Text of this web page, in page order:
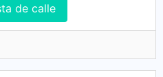
de calle